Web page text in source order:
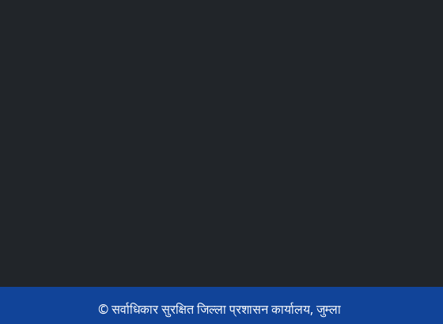
© सर्वाधिकार सुरक्षित जिल्ला प्रशासन कार्यालय, जुम्ला